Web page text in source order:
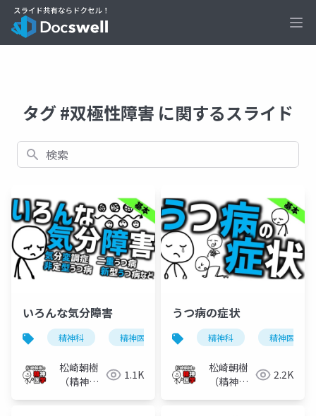
タグ #双極性障害 に関するスライド
検索
いろんな気分障害
精神科 精神医学 うつ病 気分障害
松崎朝樹
（精神科
1.1K
うつ病の症状
精神科 精神医学
松崎朝樹
（精神科
2.2K